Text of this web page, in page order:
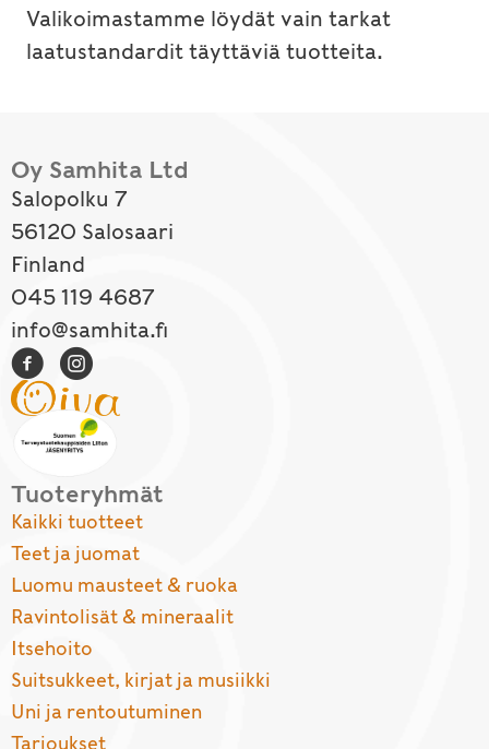
Valikoimastamme löydät vain tarkat
laatustandardit täyttäviä tuotteita.
Oy Samhita Ltd
Salopolku 7
56120 Salosaari
Finland
045 119 4687
info@samhita.fi
Tuoteryhmät
Kaikki tuotteet
Teet ja juomat
Luomu mausteet & ruoka
Ravintolisät & mineraalit
Itsehoito
Suitsukkeet, kirjat ja musiikki
Uni ja rentoutuminen
Tarjoukset